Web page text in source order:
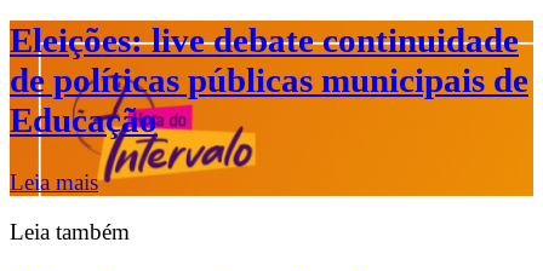
Eleições: live debate continuidade
de políticas públicas municipais de
Educação
Leia mais
Leia também